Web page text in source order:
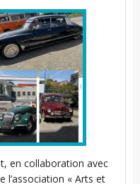
en collaboration avec
l’association « Arts et